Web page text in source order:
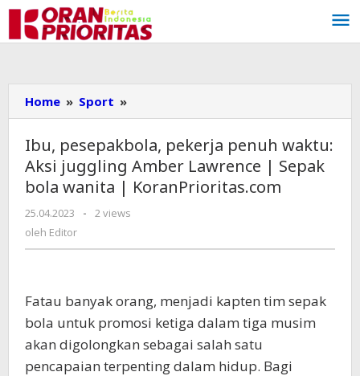
Lewati
konten
Home » Sport »
pesepakbola,
pekerja
penuh
waktu:
Aksi
juggling
bola
wanita
|
KoranPrioritas.com
Ibu, pesepakbola, pekerja penuh waktu:
Aksi juggling Amber Lawrence | Sepak
bola wanita | KoranPrioritas.com
25.04.2023
oleh
-
2 views
oleh Editor
Fatau banyak orang, menjadi kapten tim sepak
bola untuk promosi ketiga dalam tiga musim
akan digolongkan sebagai salah satu
pencapaian terpenting dalam hidup. Bagi